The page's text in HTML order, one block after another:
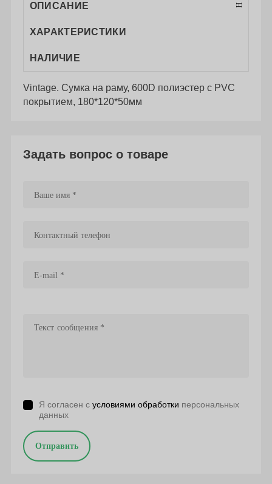
ОПИСАНИЕ
ХАРАКТЕРИСТИКИ
НАЛИЧИЕ
Vintage. Сумка на раму, 600D полиэстер с PVC
покрытием, 180*120*50мм
Задать вопрос о товаре
Я согласен с условиями обработки персональных
данных
Отправить